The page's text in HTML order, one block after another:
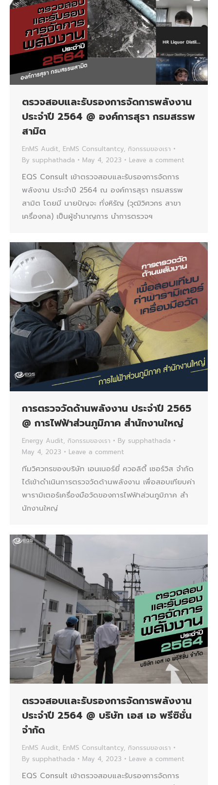
ตรวจสอบและรับรองการจัดการพลังงาน
ประจำปี 2564 @ องค์การสุรา กรมสรรพ
สามิต
EnMS Audit, EnMS Consultantcy, กิจกรรมของเรา
By supphathada May 4, 2023 Leave a comment
EQS Consult เข้าตรวจสอบและรับรองการจัดการ
พลังงาน ประจำปี 2564 ณ องค์การสุรา กรมสรรพ
สามิต โดยมี นายปัญจะ ทั่งหิรัญ (วุฒิวิศวกร สาขา
เครื่องกล) เป็นผู้ชำนาญการ นำการตรวจฯ
การตรวจวัดด้านพลังงาน ประจำปี 2565
@ การไฟฟ้าส่วนภูมิภาค สํานักงานใหญ่
Energy Audit, กิจกรรมของเรา By supphathada
May 4, 2023
Leave a comment
ทีมวิศวกรของบริษัท เอนเนอร์ยี่ ควอลิตี้ เซอร์วิส จำกัด
ได้เข้าดำเนินการตรวจวัดด้านพลังงาน เพื่อสอบเทียบค่า
พารามิเตอร์เครื่องมือวัดของการไฟฟ้าส่วนภูมิภาค สํา
นักงานใหญ่
ตรวจสอบและรับรองการจัดการพลังงาน
ประจำปี 2564 @ บริษัท เอส เอ พรีซิชั่น
จำกัด
EnMS Audit, EnMS Consultantcy, กิจกรรมของเรา
By supphathada May 4, 2023 Leave a comment
EQS Consult เข้าตรวจสอบและรับรองการจัดการ